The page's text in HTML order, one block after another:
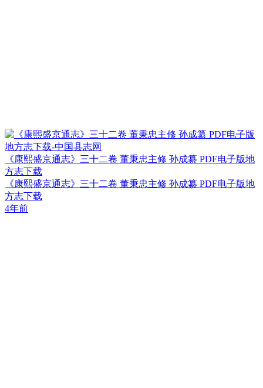
《康熙盛京通志》三十二卷 董秉忠主修 孙成纂 PDF电子版地
方志下载
《康熙盛京通志》三十二卷 董秉忠主修 孙成纂 PDF电子版地
方志下载
4年前